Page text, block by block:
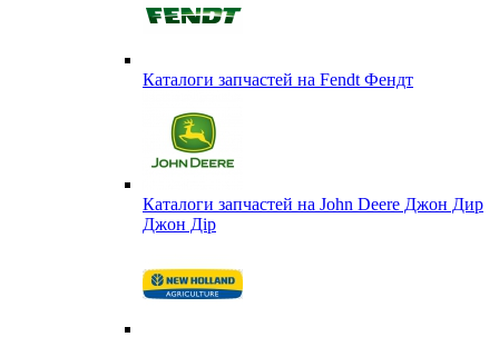
Каталоги запчастей на Fendt Фендт
Каталоги запчастей на John Deere Джон Дир
Джон Дір